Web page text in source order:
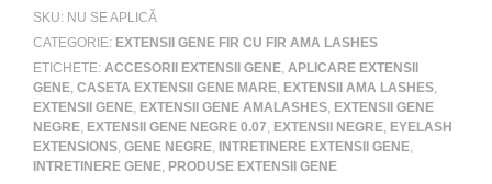
SKU: NU SE APLICĂ
CATEGORIE: EXTENSII GENE FIR CU FIR AMA LASHES
ETICHETE: ACCESORII EXTENSII GENE, APLICARE EXTENSII
GENE, CASETA EXTENSII GENE MARE, EXTENSII AMA LASHES,
EXTENSII GENE, EXTENSII GENE AMALASHES, EXTENSII GENE
NEGRE, EXTENSII GENE NEGRE 0.07, EXTENSII NEGRE, EYELASH
EXTENSIONS, GENE NEGRE, INTRETINERE EXTENSII GENE,
INTRETINERE GENE, PRODUSE EXTENSII GENE